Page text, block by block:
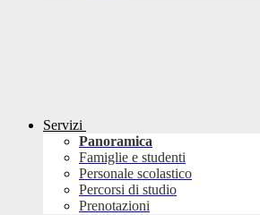
Servizi
Panoramica
Famiglie e studenti
Personale scolastico
Percorsi di studio
Prenotazioni